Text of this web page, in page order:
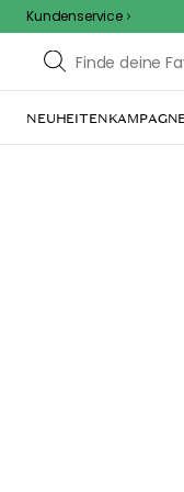
Kundenservice
NEUHEITEN